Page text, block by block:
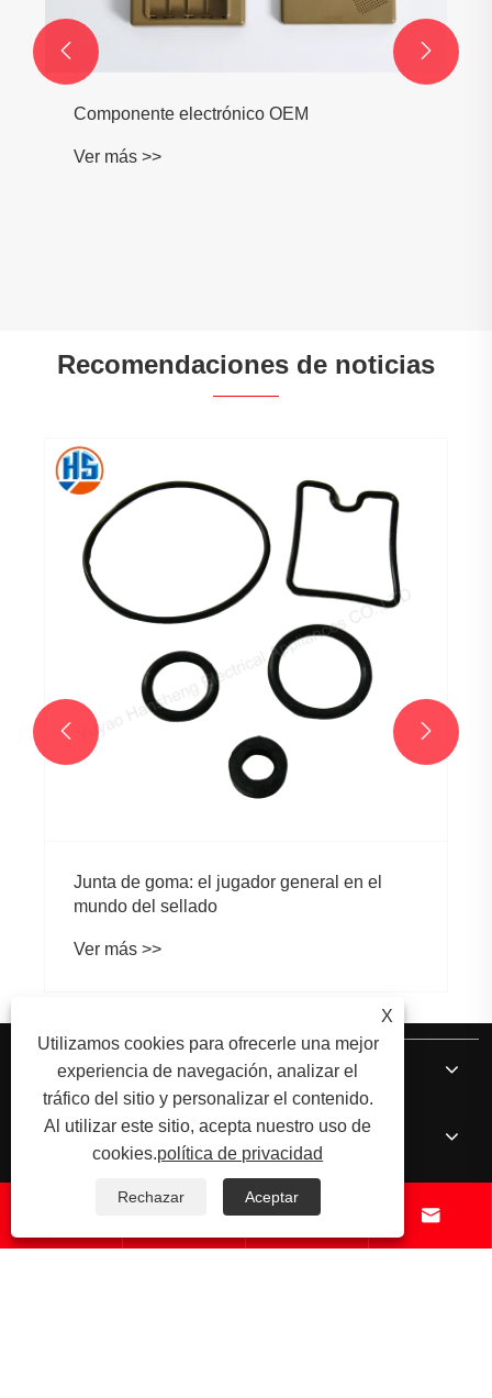
Componente electrónico OEM
Ver más >>
 
Recomendaciones de noticias
Junta de goma: el jugador general en el
mundo del sellado
Ver más >>
 
Sobre nosotros
Productos
 
X
Utilizamos cookies para ofrecerle una mejor
experiencia de navegación, analizar el
tráfico del sitio y personalizar el contenido.
Al utilizar este sitio, acepta nuestro uso de
cookies.política de privacidad
Rechazar Aceptar